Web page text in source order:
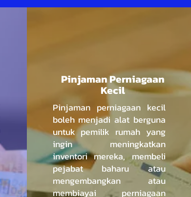
Pinjaman Perniagaan
Kecil
Pinjaman perniagaan kecil
boleh menjadi alat berguna
untuk pemilik rumah yang
ingin meningkatkan
inventori mereka, membeli
pejabat baharu atau
mengembangkan atau
membiayai perniagaan